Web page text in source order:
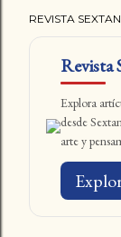
REVISTA
Revista
Explora
desde
arte y